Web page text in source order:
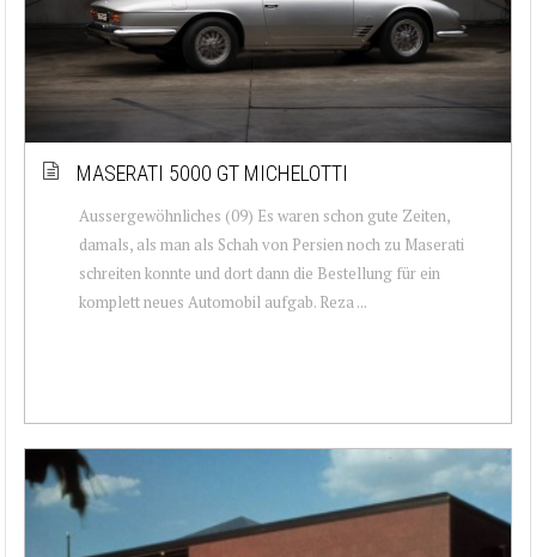
MASERATI 5000 GT MICHELOTTI
Aussergewöhnliches (09) Es waren schon gute Zeiten,
damals, als man als Schah von Persien noch zu Maserati
schreiten konnte und dort dann die Bestellung für ein
komplett neues Automobil aufgab. Reza ...